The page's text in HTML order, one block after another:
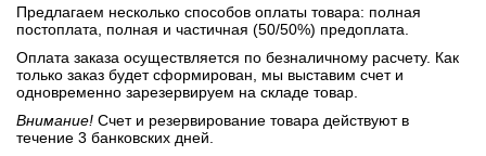
Предлагаем несколько способов оплаты товара: полная
постоплата, полная и частичная (50/50%) предоплата.
Оплата заказа осуществляется по безналичному расчету. Как
только заказ будет сформирован, мы выставим счет и
одновременно зарезервируем на складе товар.
Внимание! Счет и резервирование товара действуют в
течение 3 банковских дней.